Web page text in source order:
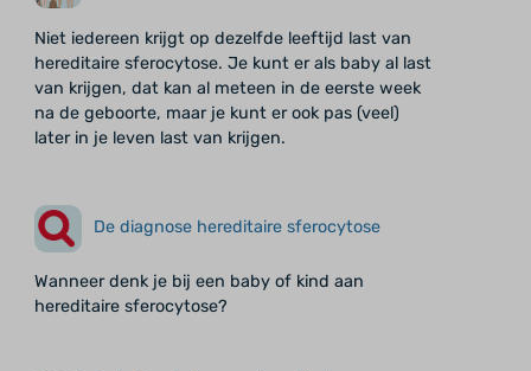
Niet iedereen krijgt op dezelfde leeftijd last van
hereditaire sferocytose. Je kunt er als baby al last
van krijgen, dat kan al meteen in de eerste week
na de geboorte, maar je kunt er ook pas (veel)
later in je leven last van krijgen.
De diagnose hereditaire sferocytose
Wanneer denk je bij een baby of kind aan
hereditaire sferocytose?